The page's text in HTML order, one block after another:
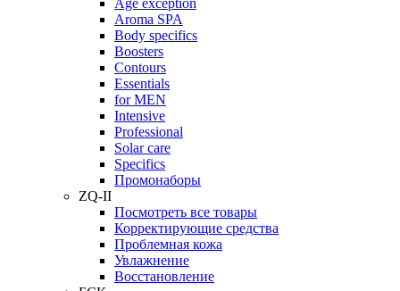
Age exception
Aroma SPA
Body specifics
Boosters
Contours
Essentials
for MEN
Intensive
Professional
Solar care
Specifics
Промонаборы
ZQ-II
Посмотреть все товары
Корректирующие средства
Проблемная кожа
Увлажнение
Восстановление